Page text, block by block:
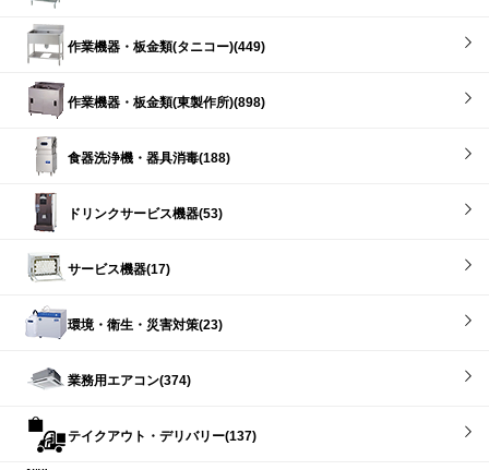
作業機器・板金類(タニコー)(449)
作業機器・板金類(東製作所)(898)
食器洗浄機・器具消毒(188)
ドリンクサービス機器(53)
サービス機器(17)
環境・衛生・災害対策(23)
業務用エアコン(374)
テイクアウト・デリバリー(137)